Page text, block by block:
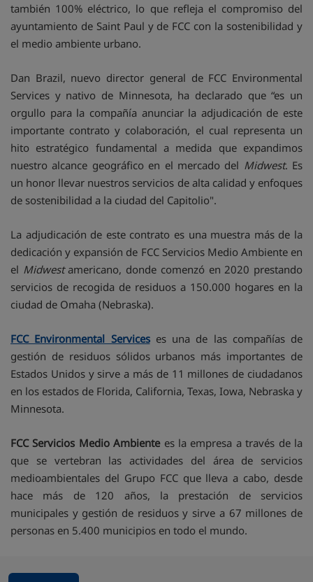
también 100% eléctrico, lo que refleja el compromiso del
ayuntamiento de Saint Paul y de FCC con la sostenibilidad y
el medio ambiente urbano.
Dan Brazil, nuevo director general de FCC Environmental
Services y nativo de Minnesota, ha declarado que “es un
orgullo para la compañía anunciar la adjudicación de este
importante contrato y colaboración, el cual representa un
hito estratégico fundamental a medida que expandimos
nuestro alcance geográfico en el mercado del Midwest. Es
un honor llevar nuestros servicios de alta calidad y enfoques
de sostenibilidad a la ciudad del Capitolio".
La adjudicación de este contrato es una muestra más de la
dedicación y expansión de FCC Servicios Medio Ambiente en
el Midwestamericano, donde comenzó en 2020 prestando
servicios de recogida de residuos a 150.000 hogares en la
ciudad de Omaha (Nebraska).
FCC Environmental Serviceses una de las compañías de
gestión de residuos sólidos urbanos más importantes de
Estados Unidos y sirve a más de 11 millones de ciudadanos
en los estados de Florida, California, Texas, Iowa, Nebraska y
Minnesota.
FCC Servicios Medio Ambientees la empresa a través de la
que se vertebran las actividades del área de servicios
medioambientales del Grupo FCC que lleva a cabo, desde
hace más de 120 años, la prestación de servicios
municipales y gestión de residuos y sirve a 67 millones de
personas en 5.400 municipios en todo el mundo.